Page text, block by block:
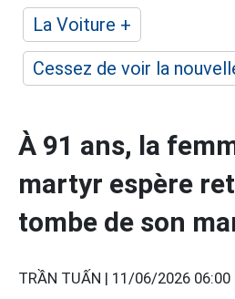
La Voiture +
Cessez de voir la
À 91 ans, la
martyr espère
tombe de son
TRẦN TUẤN | 11/06/2026 06:00